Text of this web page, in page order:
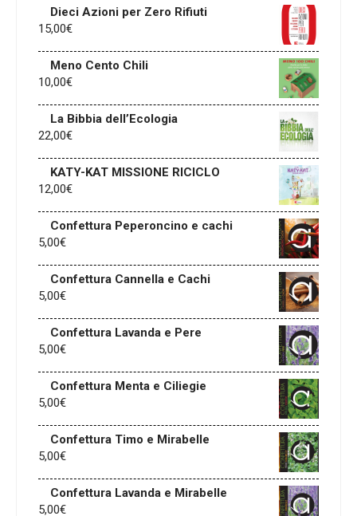
Dieci Azioni per Zero Rifiuti
15,00€
Meno Cento Chili
10,00€
La Bibbia dell’Ecologia
22,00€
KATY-KAT MISSIONE RICICLO
12,00€
Confettura Peperoncino e cachi
5,00€
Confettura Cannella e Cachi
5,00€
Confettura Lavanda e Pere
5,00€
Confettura Menta e Ciliegie
5,00€
Confettura Timo e Mirabelle
5,00€
Confettura Lavanda e Mirabelle
5,00€